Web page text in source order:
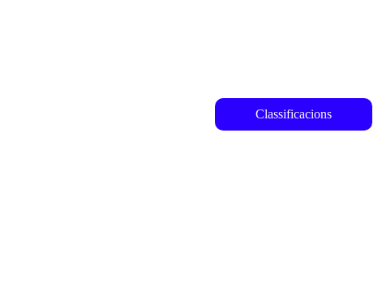
Classificacions